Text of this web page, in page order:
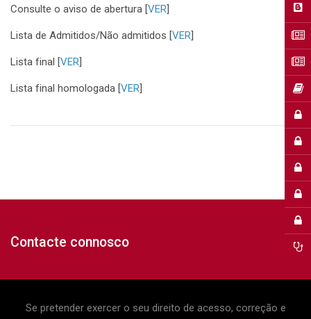
Consulte o aviso de abertura [VER]
Lista de Admitidos/Não admitidos [VER]
Lista final [VER]
Lista final homologada [VER]
Contacte connosco
Se pretender exercer o seu direito de acesso, correção e